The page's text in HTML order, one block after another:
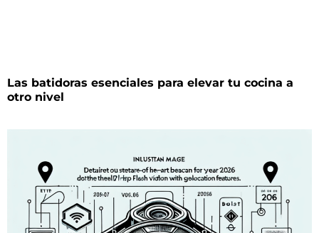
Las batidoras esenciales para elevar tu cocina a
otro nivel